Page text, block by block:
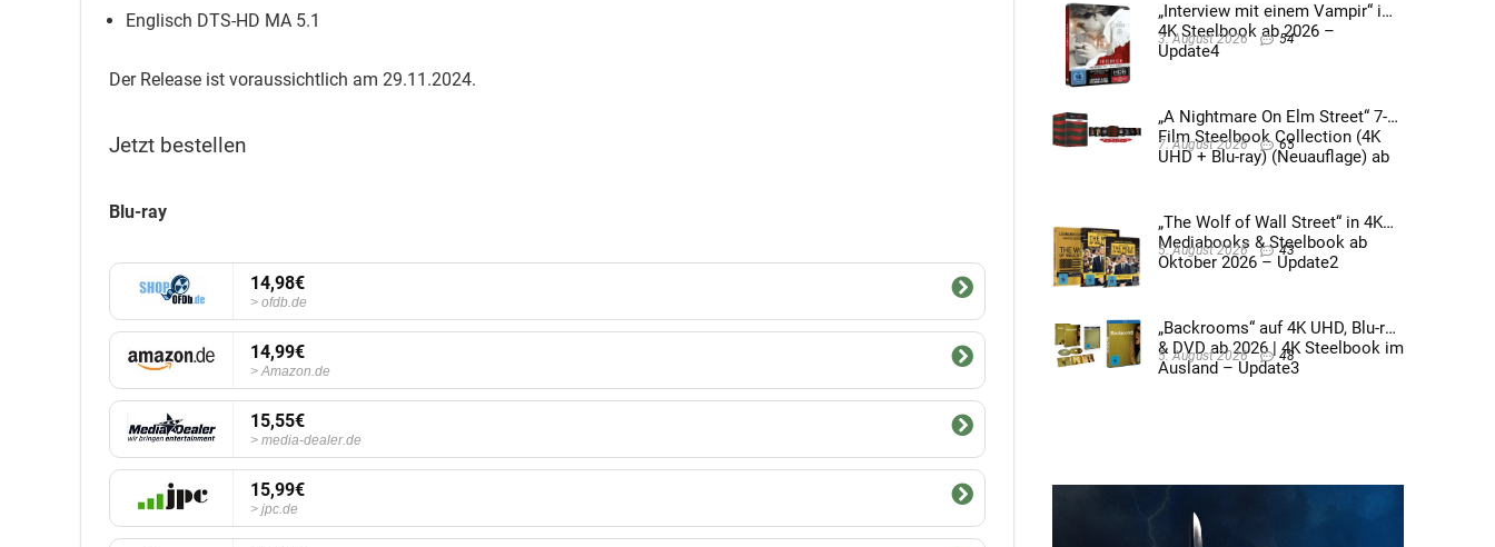
Englisch DTS-HD MA 5.1
Der Release ist voraussichtlich am 29.11.2024.
Jetzt bestellen
Blu-ray
14,98€
ofdb.de
14,99€
Amazon.de
15,55€
media-dealer.de
15,99€
jpc.de
„Interview mit einem Vampir“ im
4K Steelbook ab 2026 –
Update4
3. August 2026 54
„A Nightmare On Elm Street“ 7-
Film Steelbook Collection (4K
UHD + Blu-ray) (Neuauflage) ab
7. August 2026 65
„The Wolf of Wall Street“ in 4K
Mediabooks & Steelbook ab
Oktober 2026 – Update2
5. August 2026 43
„Backrooms“ auf 4K UHD, Blu-ray
& DVD ab 2026 | 4K Steelbook im
Ausland – Update3
5. August 2026 48